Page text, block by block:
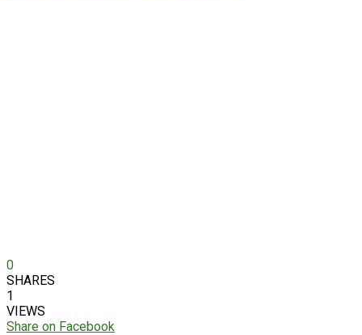
0
SHARES
1
VIEWS
Share on Facebook